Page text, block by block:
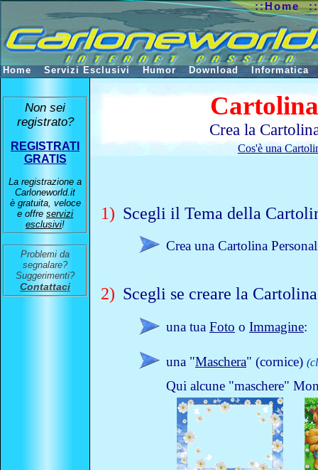
Crea la
Cos'è una
1) Scegli il Tema della
Crea una Cartolina
2) Scegli se creare la
una tua Foto o Immagine:
una "Maschera" (cornice)
Qui alcune "maschere"
Non sei
registrato?
REGISTRATI
GRATIS
La registrazione a
Carloneworld.it
è gratuita, veloce
e offre servizi
esclusivi!
Problemi da
segnalare?
Suggerimenti?
Contattaci
::Home
Home Servizi Esclusivi Humor Download Informatica